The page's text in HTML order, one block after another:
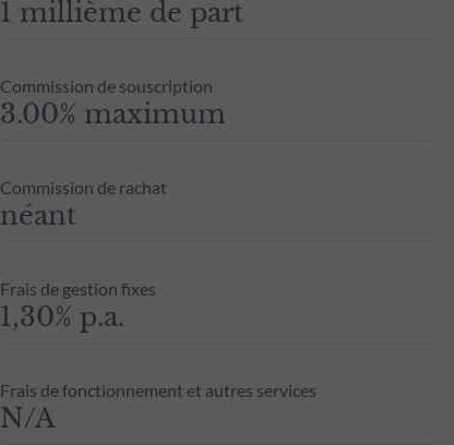
1 millième de part
Commission de souscription
3.00% maximum
Commission de rachat
néant
Frais de gestion fixes
1,30% p.a.
Frais de fonctionnement et autres services
N/A